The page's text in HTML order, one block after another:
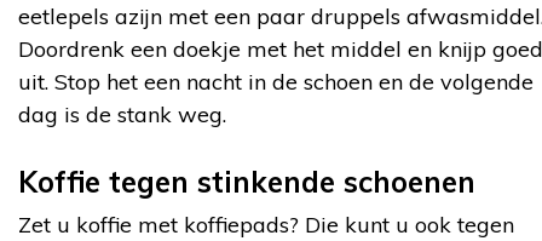
eetlepels azijn met een paar druppels
Doordrenk een doekje met het middel en knijp goed
uit. Stop het een nacht in de schoen en de volgende
dag is de stank weg.
Koffie tegen stinkende schoenen
Zet u koffie met koffiepads? Die kunt u ook tegen